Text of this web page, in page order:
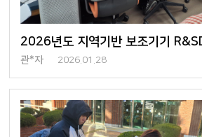
관*자 2026.01.28